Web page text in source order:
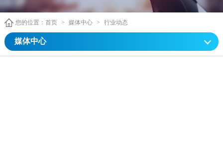
您的位置： 首页 > 媒体中心 > 行业动态
媒体中心